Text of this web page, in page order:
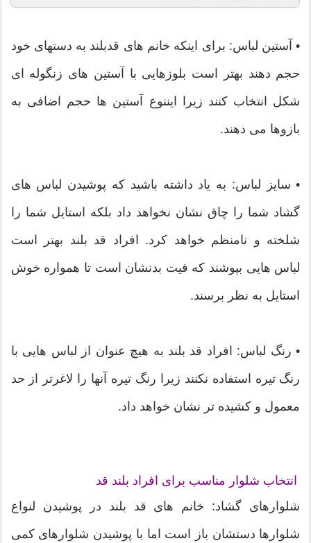
• آستین لباس: برای اینکه خانم های قدبلند به دستهای خود
حجم دهند بهتر است بلوزهایی با آستین های زنگوله ای
شکل انتخاب کنند زیرا ایننوع آستین ها حجم اضافی به
بازوها می دهند.
• سایز لباس: به یاد داشته باشید که پوشیدن لباس های
گشاد شما را چاق نشان نخواهد داد بلکه استایل شما را
شلخته و نامنظم خواهد کرد. افراد قد بلند بهتر است
لباس هایی بپوشند که فیت بدنشان است تا همواره خوش
استایل به نظر برسند.
• رنگ لباس: افراد قد بلند به هیچ عنوان از لباس هایی با
رنگ تیره استفاده نکنند زیرا رنگ تیره آنها را لاغرتر از حد
معمول و کشیده تر نشان خواهد داد.
انتخاب شلوار مناسب برای افراد بلند قد
شلوارهای گشاد: خانم های قد بلند در پوشیدن لنواع
شلوارها دستشان باز است اما با پوشیدن شلوارهای کمی